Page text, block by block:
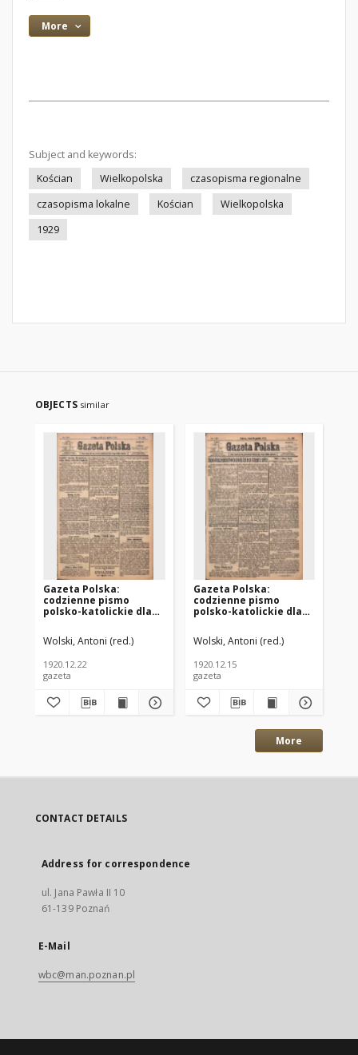
More
Subject and keywords:
Kościan
Wielkopolska
czasopisma regionalne
czasopisma lokalne
Kościan
Wielkopolska
1929
OBJECTS similar
Gazeta Polska:
codzienne pismo
polsko-katolickie dla
1920.12.22 R.24 Nr294
Wolski, Antoni (red.)
1920.12.22
gazeta
Gazeta Polska:
codzienne pismo
polsko-katolickie dla
1920.12.15 R.24 Nr288
Wolski, Antoni (red.)
1920.12.15
gazeta
More
CONTACT DETAILS
Address for correspondence
ul. Jana Pawła II 10
61-139 Poznań
E-Mail
wbc@man.poznan.pl